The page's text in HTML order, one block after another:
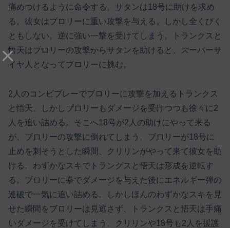
痛めつけるように命令する。サタンは18号に助けを求め
る。彼女はブロリーに重い攻撃を与える。しかし全くびく
ともしない。逆に強い一撃を受けてしまう。トランクスと
悟天はブロリーの攻撃からサタンを助けると、スーパーサ
イヤ人となってブロリーに挑む。
2人のコンビプレーでブロリーに攻撃を加えるトランクス
と悟天。しかしブロリーもダメージを受けつつも徐々に2
人を追い詰める。そこへ18号が2人の助けにやって来る
が、ブロリーの攻撃に倒れてしまう。ブロリーが18号に
止めを刺そうとした瞬間、クリリンがやって来て彼女を助
ける。わずかなスキでトランクスと悟天は形成を逆転す
る。ブロリーに拳でダメージを与えた後にエネルギー弾の
連破で一気に追い詰める。しかしほんのわずかなスキを見
せた瞬間をブロリーは見逃さず、トランクスと悟天は手痛
いダメージを受けてしまう。クリリンや18号も2人を援護